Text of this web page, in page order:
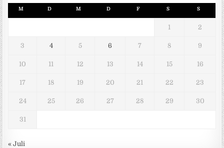
M D M D F S S
1 2
3 4 5 6 7 8 9
10 11 12 13 14 15 16
17 18 19 20 21 22 23
24 25 26 27 28 29 30
31
« Juli